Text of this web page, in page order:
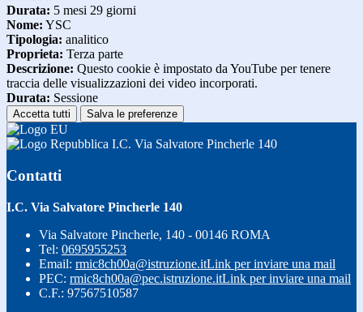
Durata: 5 mesi 29 giorni
Nome: YSC
Tipologia: analitico
Proprieta: Terza parte
Descrizione: Questo cookie è impostato da YouTube per tenere
traccia delle visualizzazioni dei video incorporati.
Durata: Sessione
Accetta tutti Salva le preferenze
I.C. Via Salvatore Pincherle 140
Contatti
I.C. Via Salvatore Pincherle 140
Via Salvatore Pincherle, 140 - 00146 ROMA
Tel: 0695955253
Email: rmic8ch00a@istruzione.itLink per inviare una mail
PEC: rmic8ch00a@pec.istruzione.itLink per inviare una mail
C.F.: 97567510587